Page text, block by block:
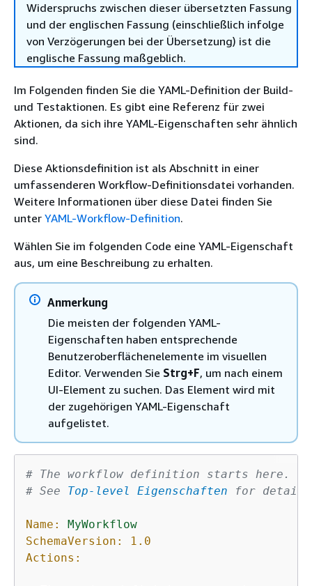
Widerspruchs zwischen dieser übersetzten Fassung
und der englischen Fassung (einschließlich infolge
von Verzögerungen bei der Übersetzung) ist die
englische Fassung maßgeblich.
Im Folgenden finden Sie die YAML-Definition der Build-
und Testaktionen. Es gibt eine Referenz für zwei
Aktionen, da sich ihre YAML-Eigenschaften sehr ähnlich
sind.
Diese Aktionsdefinition ist als Abschnitt in einer
umfassenderen Workflow-Definitionsdatei vorhanden.
Weitere Informationen über diese Datei finden Sie
unter YAML-Workflow-Definition.
Wählen Sie im folgenden Code eine YAML-Eigenschaft
aus, um eine Beschreibung zu erhalten.
Anmerkung
Die meisten der folgenden YAML-
Eigenschaften haben entsprechende
Benutzeroberflächenelemente im visuellen
Editor. Verwenden Sie Strg+F, um nach einem
UI-Element zu suchen. Das Element wird mit
der zugehörigen YAML-Eigenschaft
aufgelistet.
# The workflow definition starts here.
# See Top-level Eigenschaften for
Name:
MyWorkflow
SchemaVersion:
1.0
Actions: